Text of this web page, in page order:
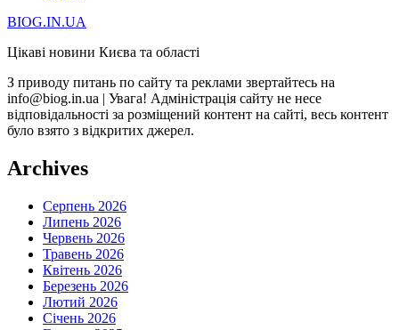
BIOG.IN.UA
Цікаві новини Києва та області
З приводу питань по сайту та реклами звертайтесь на
info@biog.in.ua | Увага! Адміністрація сайту не несе
відповідальності за розміщений контент на сайті, весь контент
було взято з відкритих джерел.
Archives
Серпень 2026
Липень 2026
Червень 2026
Травень 2026
Квітень 2026
Березень 2026
Лютий 2026
Січень 2026